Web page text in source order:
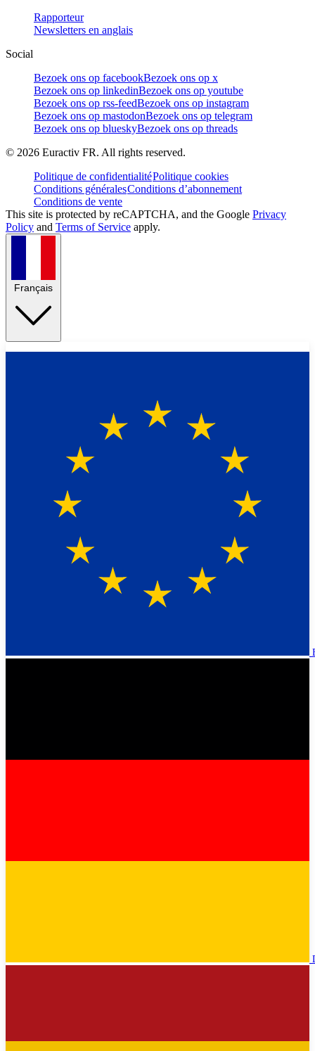
Rapporteur
Newsletters en anglais
Social
Bezoek ons op facebookBezoek ons op x
Bezoek ons op linkedinBezoek ons op youtube
Bezoek ons op rss-feedBezoek ons op instagram
Bezoek ons op mastodonBezoek ons op telegram
Bezoek ons op blueskyBezoek ons op threads
© 2026 Euractiv FR. All rights reserved.
Politique de confidentialitéPolitique cookies
Conditions généralesConditions d’abonnement
Conditions de vente
This site is protected by reCAPTCHA, and the Google Privacy
Policy and Terms of Service apply.
Français